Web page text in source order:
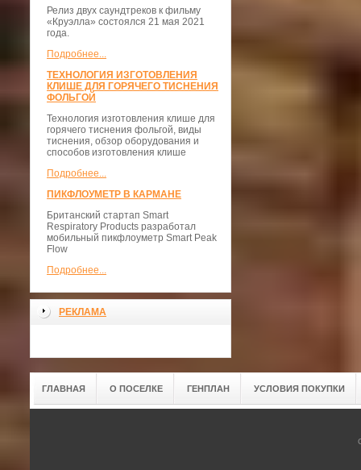
Релиз двух саундтреков к фильму
«Круэлла» состоялся 21 мая 2021
года.
Подробнее...
ТЕХНОЛОГИЯ ИЗГОТОВЛЕНИЯ
КЛИШЕ ДЛЯ ГОРЯЧЕГО ТИСНЕНИЯ
ФОЛЬГОЙ
Технология изготовления клише для
горячего тиснения фольгой, виды
тиснения, обзор оборудования и
способов изготовления клише
Подробнее...
ПИКФЛОУМЕТР В КАРМАНЕ
Британский стартап Smart
Respiratory Products разработал
мобильный пикфлоуметр Smart Peak
Flow
Подробнее...
РЕКЛАМА
ГЛАВНАЯ О ПОСЕЛКЕ ГЕНПЛАН УСЛОВИЯ ПОКУПКИ